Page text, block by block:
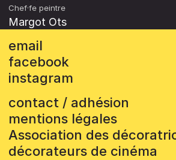
Chef·fe peintre
Margot Ots
email
facebook
instagram
contact / adhésion
mentions légales
Association des
décorateurs de cinéma